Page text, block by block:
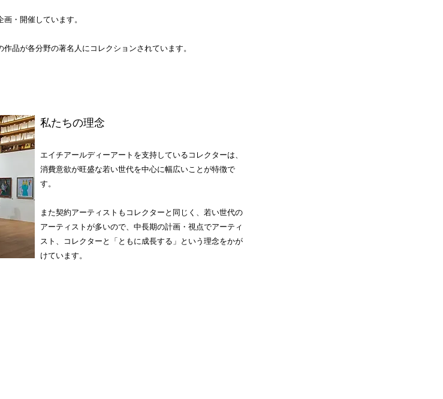
・開催しています。
品が各分野の著名人にコレクションされています。
私たちの理念
エイチアールディーアートを支持しているコレクターは、
消費意欲が旺盛な若い世代を中心に幅広いことが特徴で
す。
また契約アーティストもコレクターと同じく、 若い世代の
アーティストが多いので、中長期の計画・視点でアーティ
スト、コレクターと「ともに成長する」という 理念をかが
けています。